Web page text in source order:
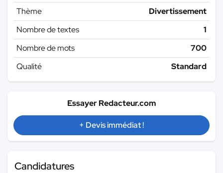
Thème
Divertissement
Nombre de textes
1
Nombre de mots
700
Qualité
Standard
Essayer Redacteur.com
+ Devis immédiat !
Candidatures